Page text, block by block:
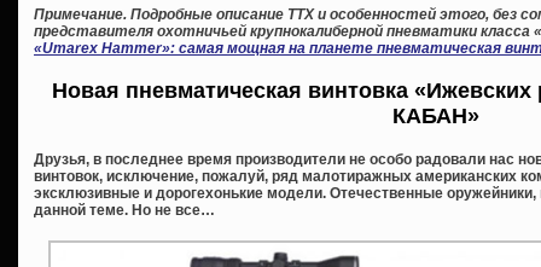
Примечание. Подробные описание ТТХ и особенностей этого, без
представителя охотничьей крупнокалиберной пневматики
«Umarex Hammer»: самая мощная на планете пневматическая
Новая пневматическая винтовка
КАБАН»
Друзья, в последнее время производители не особо радовали нас
винтовок, исключение, пожалуй, ряд малотиражных американских
эксклюзивные и дорогехонькие модели. Отечественные оружейники,
данной теме. Но не все…